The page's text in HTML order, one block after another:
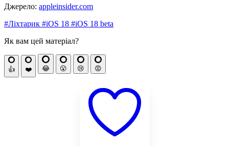
Джерело: appleinsider.com
#Ліхтарик #iOS 18 #iOS 18 beta
Як вам цей матеріал?
👍 ❤️ 😂 😮 😢 😡